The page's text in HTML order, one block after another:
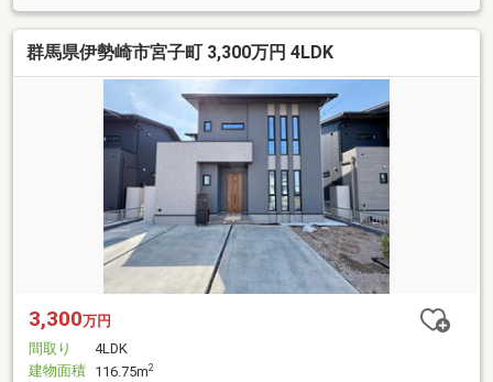
群馬県伊勢崎市宮子町 3,300万円 4LDK
3,300万円
間取り
4LDK
建物面積 116.75m2